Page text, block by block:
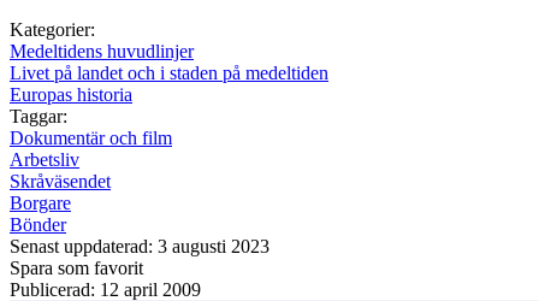
Kategorier:
Medeltidens huvudlinjer
Livet på landet och i staden på medeltiden
Europas historia
Taggar:
Dokumentär och film
Arbetsliv
Skråväsendet
Borgare
Bönder
Senast uppdaterad: 3 augusti 2023
Spara som favorit
Publicerad: 12 april 2009